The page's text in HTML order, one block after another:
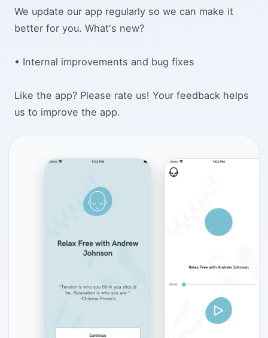
We update our app regularly so we can make it
better for you. What's new?
• Internal improvements and bug fixes
Like the app? Please rate us! Your feedback helps
us to improve the app.